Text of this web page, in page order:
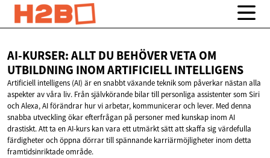
AI-KURSER: ALLT DU BEHÖVER VETA OM
UTBILDNING INOMARTIFICIELL INTELLIGENS
Artificiell intelligens (AI) är en snabbt växande teknik som påverkar nästan alla
aspekter av våra liv. Från självkörande bilar till personliga assistenter som Siri
och Alexa, AI förändrar hur vi arbetar, kommunicerar och lever. Med denna
snabba utveckling ökar efterfrågan på personer med kunskap inom AI
drastiskt. Att ta en AI-kurs kan vara ett utmärkt sätt att skaffa sig värdefulla
färdigheter och öppna dörrar till spännande karriärmöjligheter inom detta
framtidsinriktade område.